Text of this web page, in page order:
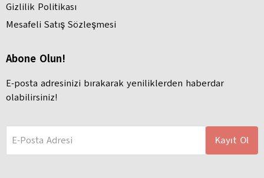
Gizlilik Politikası
Mesafeli Satış Sözleşmesi
Abone Olun!
E-posta adresinizi bırakarak yeniliklerden haberdar
olabilirsiniz!
E-Posta Adresi Kayıt Ol